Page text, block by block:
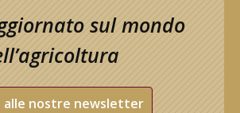
sul mondo
alle nostre newsletter